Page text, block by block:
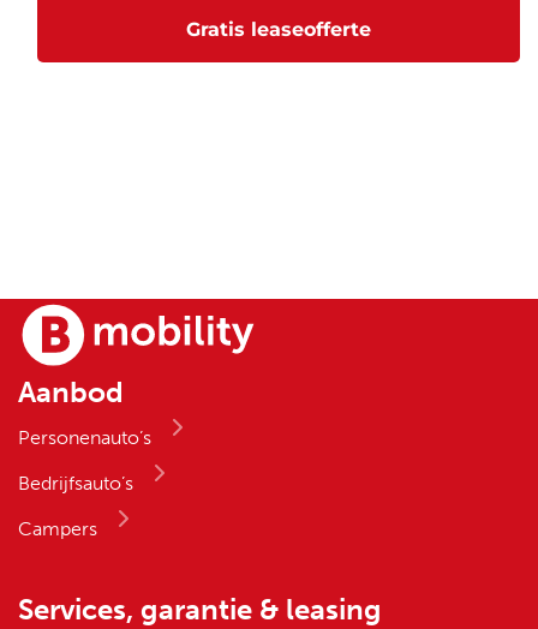
Aanbod
Personenauto’s
Bedrijfsauto’s
Campers
Services, garantie & leasing